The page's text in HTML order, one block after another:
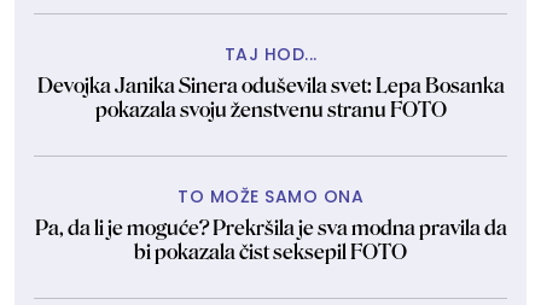
TAJ HOD...
Devojka Janika Sinera oduševila svet: Lepa Bosanka
pokazala svoju ženstvenu stranu FOTO
TO MOŽE SAMO ONA
Pa, da li je moguće? Prekršila je sva modna pravila da
bi pokazala čist seksepil FOTO